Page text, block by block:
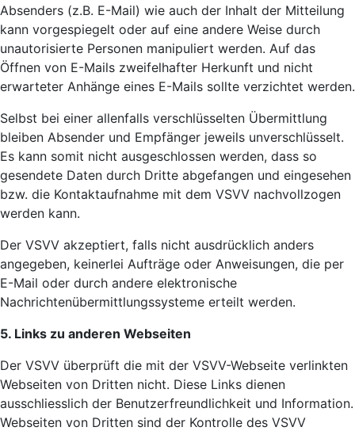
Absenders (z.B. E-Mail) wie auch der Inhalt der Mitteilung
kann vorgespiegelt oder auf eine andere Weise durch
unautorisierte Personen manipuliert werden. Auf das
Öffnen von E-Mails zweifelhafter Herkunft und nicht
erwarteter Anhänge eines E-Mails sollte verzichtet werden.
Selbst bei einer allenfalls verschlüsselten Übermittlung
bleiben Absender und Empfänger jeweils unverschlüsselt.
Es kann somit nicht ausgeschlossen werden, dass so
gesendete Daten durch Dritte abgefangen und eingesehen
bzw. die Kontaktaufnahme mit dem VSVV nachvollzogen
werden kann.
Der VSVV akzeptiert, falls nicht ausdrücklich anders
angegeben, keinerlei Aufträge oder Anweisungen, die per
E-Mail oder durch andere elektronische
Nachrichtenübermittlungssysteme erteilt werden.
5. Links zu anderen Webseiten
Der VSVV überprüft die mit der VSVV-Webseite verlinkten
Webseiten von Dritten nicht. Diese Links dienen
ausschliesslich der Benutzerfreundlichkeit und Information.
Webseiten von Dritten sind der Kontrolle des VSVV